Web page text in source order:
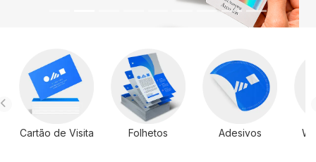
Cartão de Visita Folhetos Adesivos